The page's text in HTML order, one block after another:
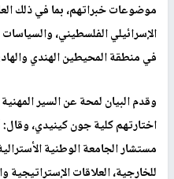
موضوعات خبراتهم، بما في ذلك
الإسرائيلي الفلسطيني،
في منطقة المحيطين الهندي
وقدم البيان لمحة عن السير المهنية
اختارتهم كلية جون كينيدي،
مستشار الجامعة الوطنية
للخارجية، العلاقات الإستراتيجية